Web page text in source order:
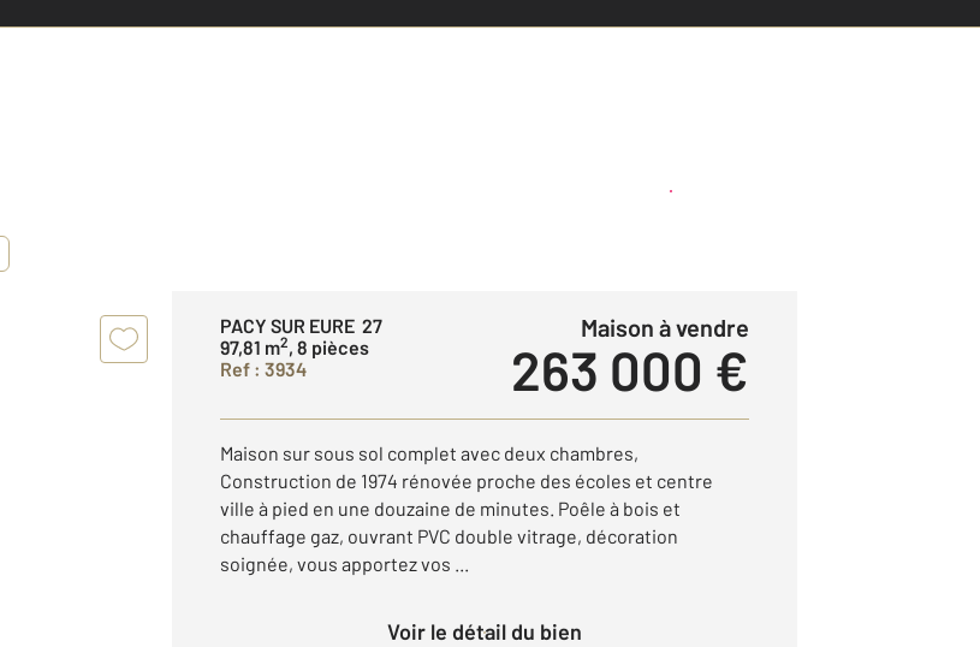
Créer une alerte
PACY SUR EURE 27
97,81 m2, 8 pièces
Ref : 3934
Maison à vendre
263 000 €
Maison sur sous sol complet avec deux chambres,
Construction de 1974 rénovée proche des écoles et centre
ville à pied en une douzaine de minutes. Poêle à bois et
chauffage gaz, ouvrant PVC double vitrage, décoration
soignée, vous apportez vos ...
Voir le détail du bien